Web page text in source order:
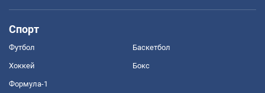
Спорт
Футбол Баскетбол
Хоккей Бокс
Формула-1